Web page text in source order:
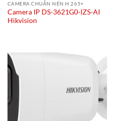
CAMERA CHUẨN NÉN H.265+
Camera IP DS-3621G0-IZS-AI
Hikvision